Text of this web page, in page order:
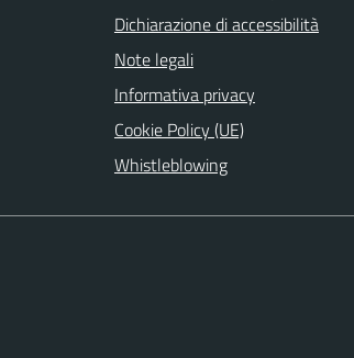
Dichiarazione di accessibilità
Note legali
Informativa privacy
Cookie Policy (UE)
Whistleblowing